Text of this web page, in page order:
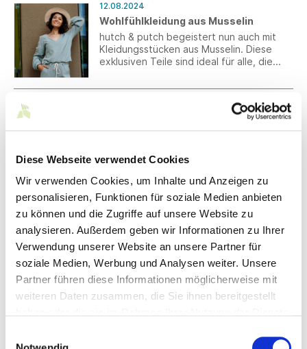
Diese Webseite verwendet Cookies
Wir verwenden Cookies, um Inhalte und Anzeigen zu
personalisieren, Funktionen für soziale Medien anbieten
zu können und die Zugriffe auf unsere Website zu
analysieren. Außerdem geben wir Informationen zu Ihrer
Verwendung unserer Website an unsere Partner für
soziale Medien, Werbung und Analysen weiter. Unsere
Partner führen diese Informationen möglicherweise mit
weiteren Daten zusammen, die Sie ihnen bereitgestellt
Beschäftigte, die sich auf neue berufliche
Anforderungen oder den nächsten
Karriereschritt vorbereiten wollen.
12.08.2024
Wohlfühlkleidung aus Musselin
hutch & putch begeistert nun auch mit
Kleidungsstücken aus Musselin. Diese
exklusiven Teile sind ideal für alle, die
und eine Leidenschaft für Musselin
Taxonomie-Verordnung – Schluss mit
„Stand alone“-Regulierungen
Berichtspflichten, kritisiert Südwesttextil
Taxonomie-Verordnung.
06.08.2024
THE LÄND: Messeprogramm 2025
Auch im kommenden Jahr hat BW_i
Gemeinschaftsstände im In- und Ausland
im Angebot, die sowohl für Unternehmen
als auch Hochschulen und
Forschungseinrichtungen eine ideale
Plattform zur internationalen Vermarktung
06.08.2024